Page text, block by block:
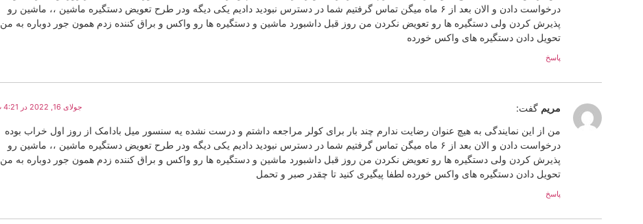
درخواست دادن و الان بعد از ۶ ماه میگن تماس گرفتیم شما در دسترس نبودید دادیم یکی دیگه ودر طرح تعویض دستگیره ماشین ،، ماشین رو
پذیرش کردن ولی دستگیره ها رو تعویض نکردن من روز قبل داشبورد ماشین و دستگیره ها رو واکس و براق کننده زدم همون جور دوباره به من
تحویل دادن دستگیره های واکس خورده
پاسخ
مریم گفت: جولای 16, 2022 در 4:21 ب.ظ
من از این نمایندگی به هیچ عنوان رضایت ندارم چند بار برای کولر مراجعه داشتم و درست نشده یه سنسور میل بادامک از روز اول خراب بوده
درخواست دادن و الان بعد از ۶ ماه میگن تماس گرفتیم شما در دسترس نبودید دادیم یکی دیگه ودر طرح تعویض دستگیره ماشین ،، ماشین رو
پذیرش کردن ولی دستگیره ها رو تعویض نکردن من روز قبل داشبورد ماشین و دستگیره ها رو واکس و براق کننده زدم همون جور دوباره به من
تحویل دادن دستگیره های واکس خورده لطفا پیگیری کنید تا چقدر صبر و تحمل
پاسخ